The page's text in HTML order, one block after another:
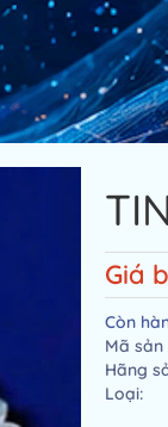
Giá
Còn
Mã
Hãng
Loại: